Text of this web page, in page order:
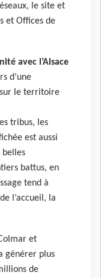
le site et
et Offices de
avec l’Alsace
d’une
le territoire
tribus, les
est aussi
belles
battus, en
tend à
l’accueil, la
et
générer ​plus
de